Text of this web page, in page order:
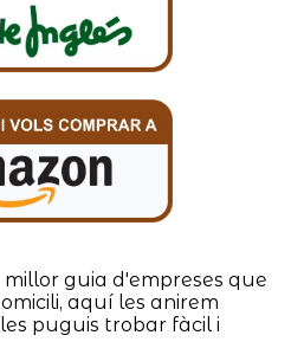
guia d'empreses que
aquí les anirem
puguis trobar fàcil i